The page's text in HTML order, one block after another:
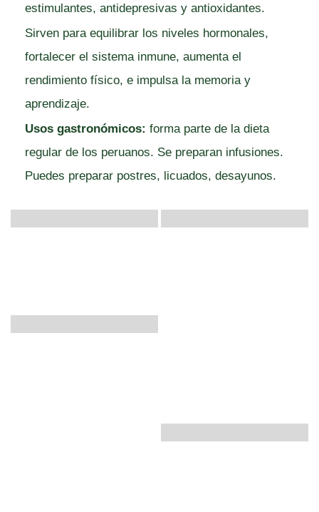
estimulantes, antidepresivas y antioxidantes.
Sirven para equilibrar los niveles hormonales,
fortalecer el sistema inmune, aumenta el
rendimiento físico, e impulsa la memoria y
aprendizaje.
Usos gastronómicos: forma parte de la dieta
regular de los peruanos. Se preparan infusiones.
Puedes preparar postres, licuados, desayunos.